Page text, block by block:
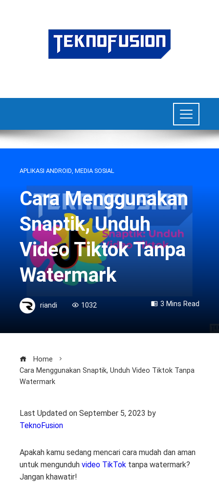
APLIKASI ANDROID, MEDIA SOSIAL
Cara Menggunakan
Snaptik, Unduh
Video Tiktok Tanpa
Watermark
riandi 1032 3 Mins Read
Home
Cara Menggunakan Snaptik, Unduh Video Tiktok Tanpa
Watermark
Last Updated on September 5, 2023 by
TeknoFusion
Apakah kamu sedang mencari cara mudah dan aman
untuk mengunduh video TikTok tanpa watermark?
Jangan khawatir!